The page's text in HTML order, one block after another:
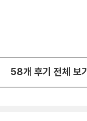
58개 후기 전체 보기